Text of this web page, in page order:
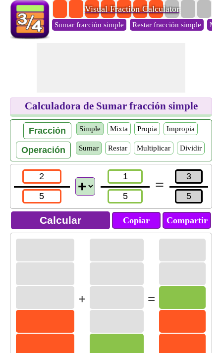
Visual Fraction Calculator
Sumar fracción simple Restar fracción simple
Calculadora de Sumar fracción simple
Fracción Simple Mixta Propia Impropia
Operación Sumar Restar Multiplicar Dividir
=
Copiar Compartir
+ =